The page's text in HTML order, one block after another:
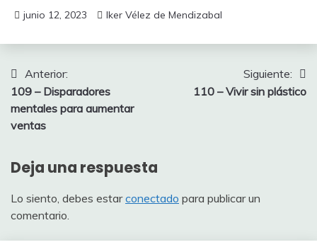
junio 12, 2023 Iker Vélez de Mendizabal
Anterior:
109 – Disparadores
mentales para aumentar
ventas
Siguiente:
110 – Vivir sin plástico
Deja una respuesta
Lo siento, debes estarconectado para publicar un
comentario.